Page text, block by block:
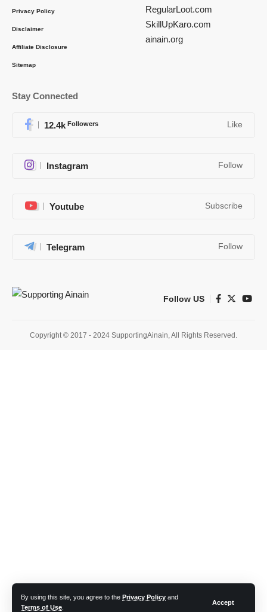
By using this site, you agree to the Privacy Policy and
Terms of Use
Accept
Privacy Policy
Disclaimer
Affiliate Disclosure
Sitemap
RegularLoot.com
SkillUpKaro.com
ainain.org
Stay Connected
12.4k Followers Like
Instagram Follow
Youtube Subscribe
Telegram Follow
Follow US
Copyright © 2017 - 2024 SupportingAinain, All Rights Reserved.